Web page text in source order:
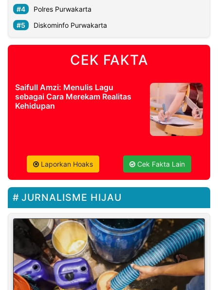
Polres Purwakarta
Diskominfo Purwakarta
CEK FAKTA
Saifull Amzi: Menulis Lagu
sebagai Cara Merekam Realitas
Kehidupan
Laporkan Hoaks Cek Fakta Lain
JURNALISME HIJAU